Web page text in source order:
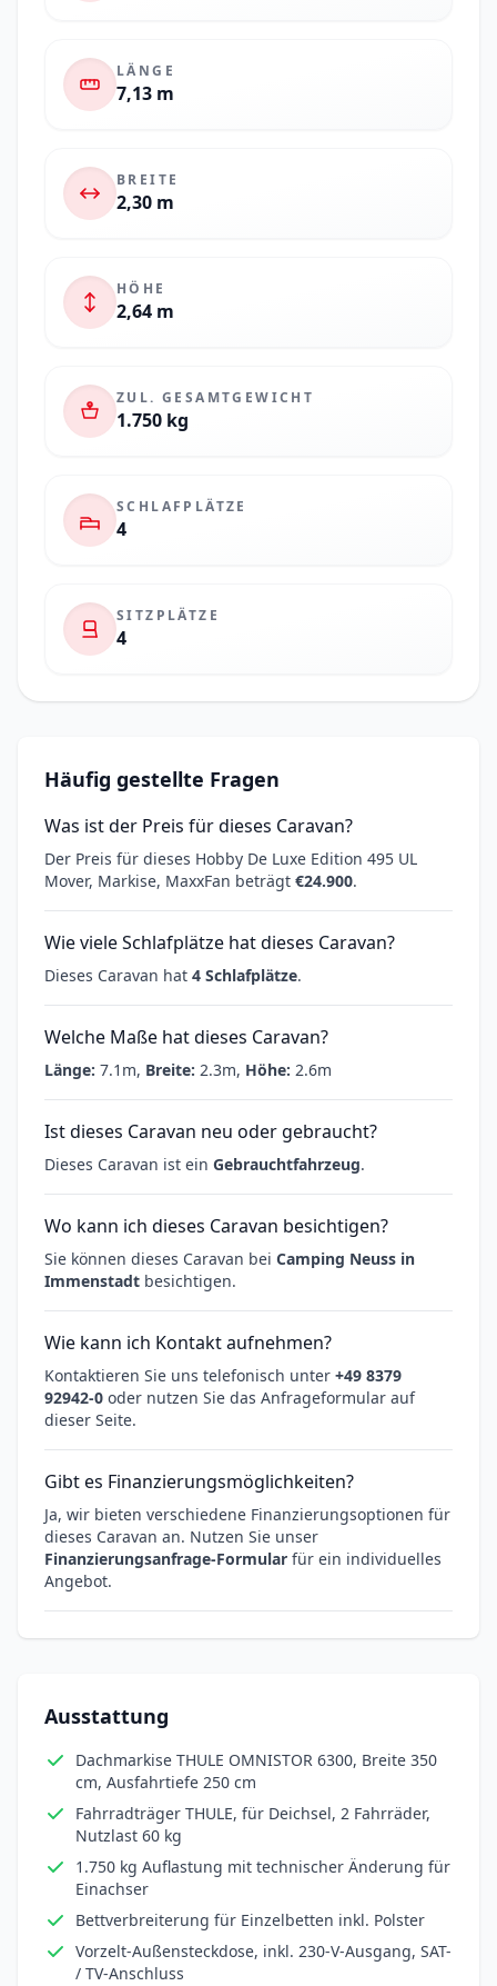
LÄNGE
7,13 m
BREITE
2,30 m
HÖHE
2,64 m
ZUL. GESAMTGEWICHT
1.750 kg
SCHLAFPLÄTZE
4
SITZPLÄTZE
4
Häufig gestellte Fragen
Was ist der Preis für dieses Caravan?
Der Preis für dieses Hobby De Luxe Edition 495 UL
Mover, Markise, MaxxFan beträgt €24.900.
Wie viele Schlafplätze hat dieses Caravan?
Dieses Caravan hat 4 Schlafplätze.
Welche Maße hat dieses Caravan?
Länge: 7.1m, Breite: 2.3m, Höhe: 2.6m
Ist dieses Caravan neu oder gebraucht?
Dieses Caravan ist ein Gebrauchtfahrzeug.
Wo kann ich dieses Caravan besichtigen?
Sie können dieses Caravan bei Camping Neuss in
Immenstadt besichtigen.
Wie kann ich Kontakt aufnehmen?
Kontaktieren Sie uns telefonisch unter +49 8379
92942-0 oder nutzen Sie das Anfrageformular auf
dieser Seite.
Gibt es Finanzierungsmöglichkeiten?
Ja, wir bieten verschiedene Finanzierungsoptionen für
dieses Caravan an. Nutzen Sie unser
Finanzierungsanfrage-Formular für ein individuelles
Angebot.
Ausstattung
Dachmarkise THULE OMNISTOR 6300, Breite 350
cm, Ausfahrtiefe 250 cm
Fahrradträger THULE, für Deichsel, 2 Fahrräder,
Nutzlast 60 kg
1.750 kg Auflastung mit technischer Änderung für
Einachser
Bettverbreiterung für Einzelbetten inkl. Polster
Vorzelt-Außensteckdose, inkl. 230-V-Ausgang, SAT-
/ TV-Anschluss